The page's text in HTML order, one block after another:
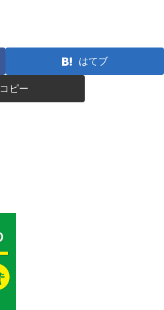
はてブ
コピー